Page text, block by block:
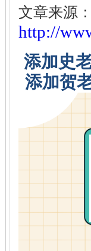
文章来源：
http://
添加史
添加贺